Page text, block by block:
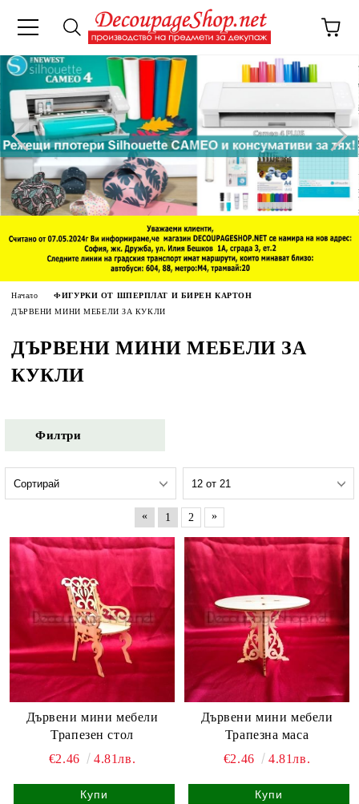
Начало
ФИГУРКИ ОТ ШПЕРПЛАТ И БИРЕН КАРТОН
ДЪРВЕНИ МИНИ МЕБЕЛИ ЗА КУКЛИ
ДЪРВЕНИ МИНИ МЕБЕЛИ ЗА
КУКЛИ
Филтри
« 1 2 »
Дървени мини мебели
Трапезен стол
€2.46
4.81лв.
Дървени мини мебели
Трапезна маса
€2.46
4.81лв.